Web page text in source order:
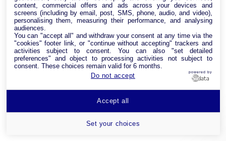
content, commercial offers and ads across your devices and
screens (including by email, post, SMS, phone, audio, and video),
personalising them, measuring their performance, and analysing
audiences.
You can "accept all" and withdraw your consent at any time via the
"cookies" footer link, or "continue without accepting" trackers and
activities subject to consent. You can also "set detailed
preferences" and object to processing activities not subject to
consent. These choices remain valid for 6 months.
Do not accept
powered by
Set your choices
Accept all